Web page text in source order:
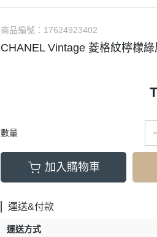
商品編號： 17624923402
CHANEL Vintage 菱格紋檸檬
數量
加入購物車
運送&付款
運送方式